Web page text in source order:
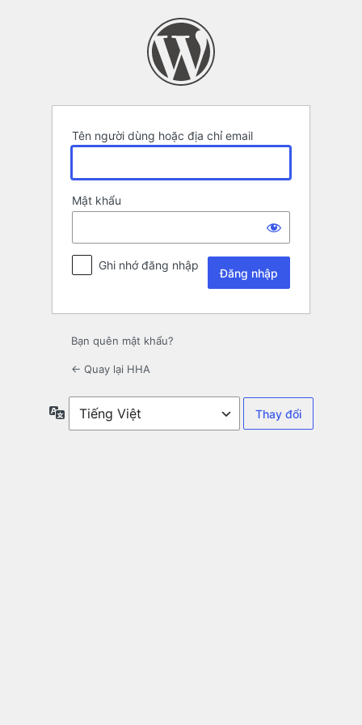
Tên người dùng hoặc địa chỉ email
Mật khẩu
Ghi nhớ đăng nhập
Bạn quên mật khẩu?
← Quay lại HHA
Ngôn
ngữ